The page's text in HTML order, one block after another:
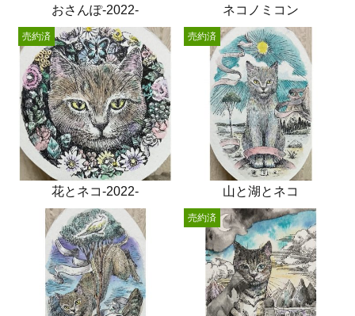
おさんぽ-2022- ネコノミコン
花とネコ-2022-
売約済
山と湖とネコ
売約済
売約済